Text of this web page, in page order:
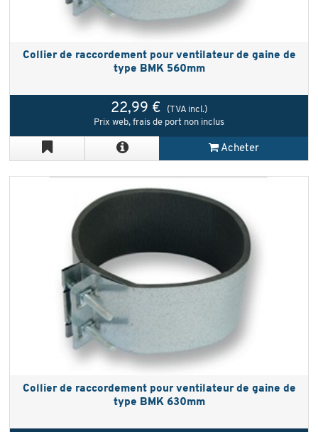
Collier de raccordement pour ventilateur de gaine de
type BMK 560mm
22,99 €
(TVA incl.)
Prix web, frais de port non inclus
Acheter
Collier de raccordement pour ventilateur de gaine de
type BMK 630mm